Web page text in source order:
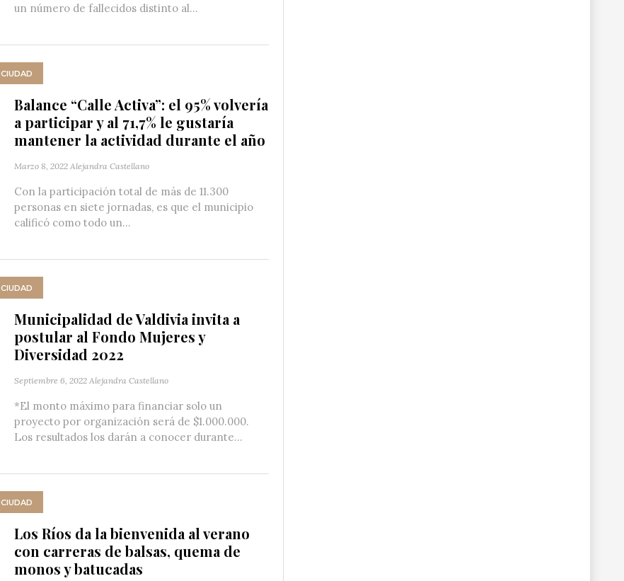
un número de fallecidos distinto al...
CIUDAD
Balance “Calle Activa”: el 95% volvería
a participar y al 71,7% le gustaría
mantener la actividad durante el año
Marzo 8, 2022 Alejandra Castellano
Con la participación total de más de 11.300
personas en siete jornadas, es que el municipio
calificó como todo un...
CIUDAD
Municipalidad de Valdivia invita a
postular al Fondo Mujeres y
Diversidad 2022
Septiembre 6, 2022 Alejandra Castellano
*El monto máximo para financiar solo un
proyecto por organización será de $1.000.000.
Los resultados los darán a conocer durante...
CIUDAD
Los Ríos da la bienvenida al verano
con carreras de balsas, quema de
monos y batucadas